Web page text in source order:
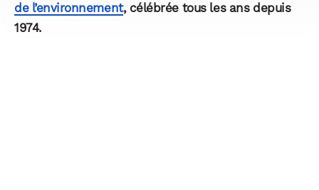
de l’environnement, célébrée tous les ans depuis
1974.